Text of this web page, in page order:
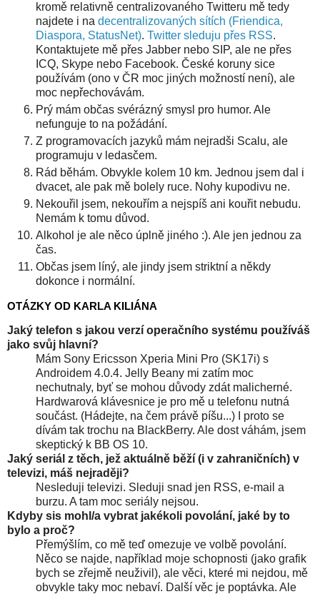
kromě relativně centralizovaného Twitteru mě tedy
najdete i na decentralizovaných sítích (Friendica,
Diaspora, StatusNet). Twitter sleduju přes RSS.
Kontaktujete mě přes Jabber nebo SIP, ale ne přes
ICQ, Skype nebo Facebook. České koruny sice
používám (ono v ČR moc jiných možností není), ale
moc nepřechovávám.
Prý mám občas svérázný smysl pro humor. Ale
nefunguje to na požádání.
Z programovacích jazyků mám nejradši Scalu, ale
programuju v ledasčem.
Rád běhám. Obvykle kolem 10 km. Jednou jsem dal i
dvacet, ale pak mě bolely ruce. Nohy kupodivu ne.
Nekouřil jsem, nekouřím a nejspíš ani kouřit nebudu.
Nemám k tomu důvod.
Alkohol je ale něco úplně jiného :). Ale jen jednou za
čas.
Občas jsem líný, ale jindy jsem striktní a někdy
dokonce i normální.
OTÁZKY OD KARLA KILIÁNA
Jaký telefon s jakou verzí operačního systému používáš
jako svůj hlavní?
Mám Sony Ericsson Xperia Mini Pro (SK17i) s
Androidem 4.0.4. Jelly Beany mi zatím moc
nechutnaly, byť se mohou důvody zdát malicherné.
Hardwarová klávesnice je pro mě u telefonu nutná
součást. (Hádejte, na čem právě píšu...) I proto se
dívám tak trochu na BlackBerry. Ale dost váhám, jsem
skeptický k BB OS 10.
Jaký seriál z těch, jež aktuálně běží (i v zahraničních) v
televizi, máš nejraději?
Nesleduji televizi. Sleduji snad jen RSS, e-mail a
burzu. A tam moc seriály nejsou.
Kdyby sis mohl/a vybrat jakékoli povolání, jaké by to
bylo a proč?
Přemýšlím, co mě teď omezuje ve volbě povolání.
Něco se najde, například moje schopnosti (jako grafik
bych se zřejmě neuživil), ale věci, které mi nejdou, mě
obvykle taky moc nebaví. Další věc je poptávka. Ale